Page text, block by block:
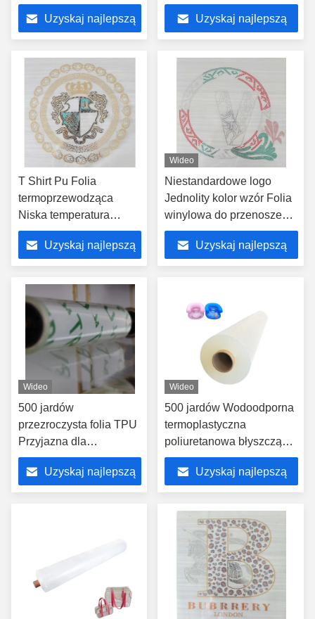
Uzyskaj najlepszą
95A do obuwia
Uzyskaj najlepszą
T Shirt Pu Folia
termoprzewodząca
Niska temperatura
mieszanki Prasowanie
na gorącoUzyskaj najlepszą
Wideo
Niestandardowe logo
Jednolity kolor wzór Folia
winylowa do przenoszenia
ciepła do odzieży
zespołowejUzyskaj najlepszą
Wideo
500 jardów
przezroczysta folia TPU
Przyjazna dla
środowiska
Wodoodporna Zakres
twardości 80A-95A
Uzyskaj najlepszą
Wideo
500 jardów Wodoodporna
termoplastyczna
poliuretanowa błyszcząca
folia TPU Translucent
Multi ColorUzyskaj najlepszą